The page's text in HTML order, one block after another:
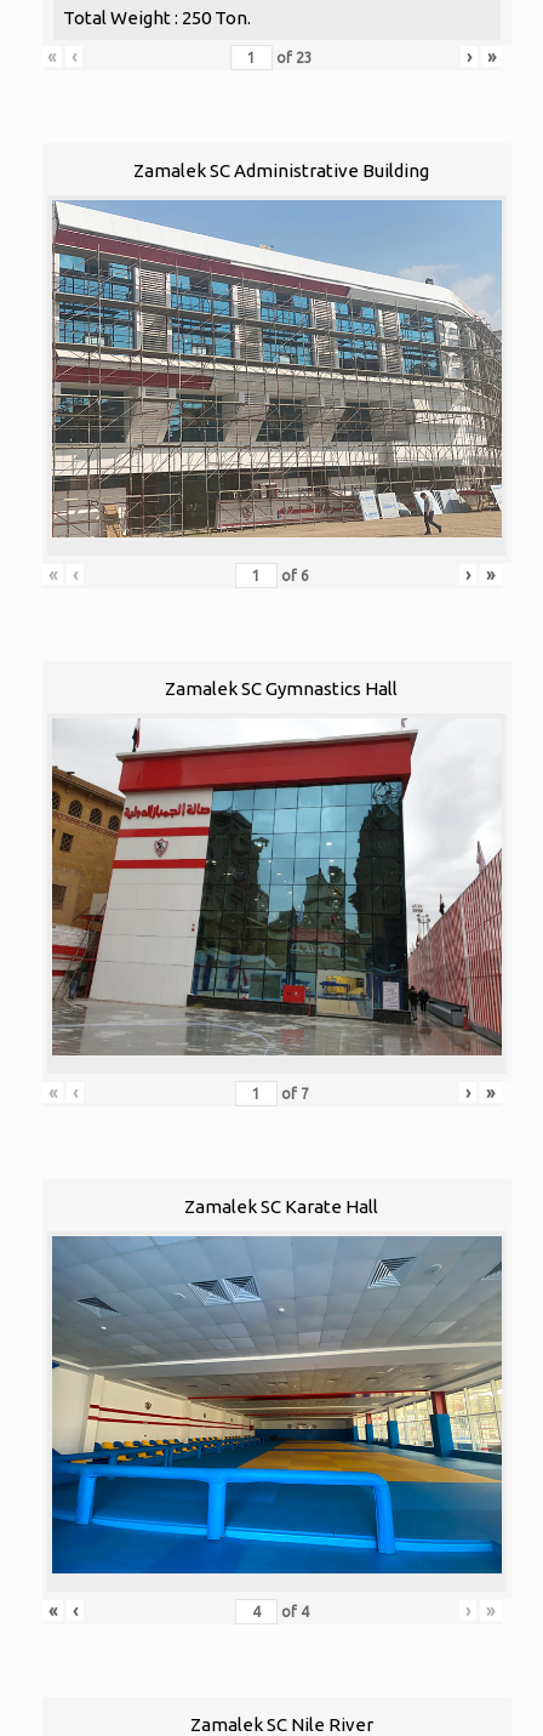
Total Weight : 250 Ton.
«
‹ of 23 › »
Zamalek SC Administrative Building
« ‹ of 6 › »
Zamalek SC Gymnastics Hall
« ‹ of 7 › »
Zamalek SC Karate Hall
« ‹ of 4 › »
Zamalek SC Nile River